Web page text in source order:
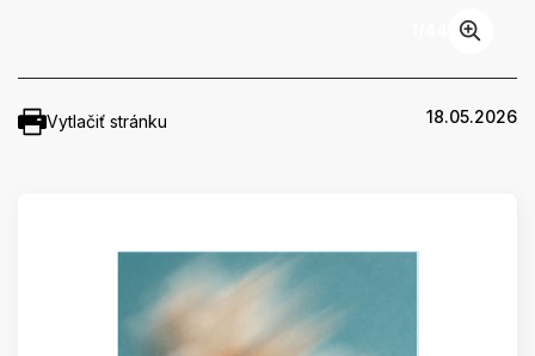
Vytlačiť stránku 18.05.2026